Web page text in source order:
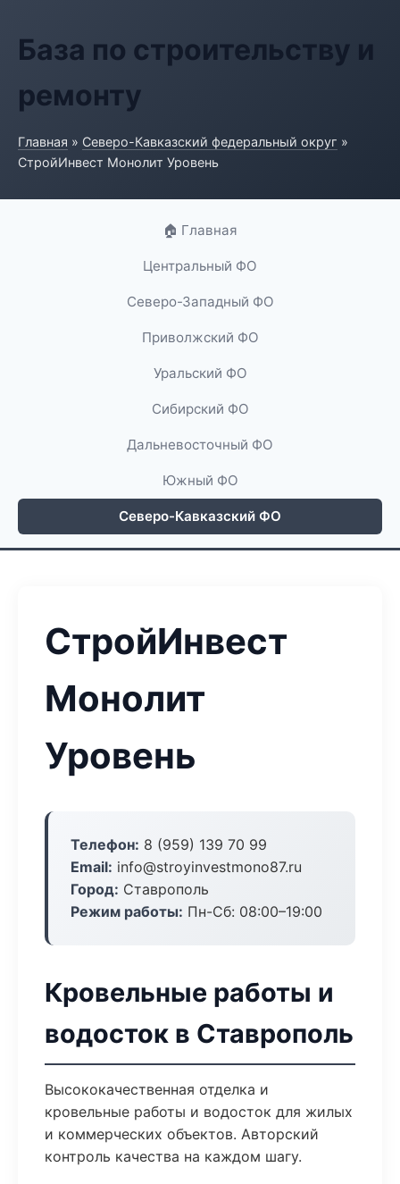
База по строительству и
ремонту
Главная » Северо-Кавказский федеральный округ »
СтройИнвест Монолит Уровень
🏠 Главная
Центральный ФО
Северо-Западный ФО
Приволжский ФО
Уральский ФО
Сибирский ФО
Дальневосточный ФО
Южный ФО
Северо-Кавказский ФО
СтройИнвест
Монолит
Уровень
Телефон: 8 (959) 139 70 99
Email: info@stroyinvestmono87.ru
Город: Ставрополь
Режим работы: Пн-Сб: 08:00–19:00
Кровельные работы и
водосток в Ставрополь
Высококачественная отделка и
кровельные работы и водосток для жилых
и коммерческих объектов. Авторский
контроль качества на каждом шагу.